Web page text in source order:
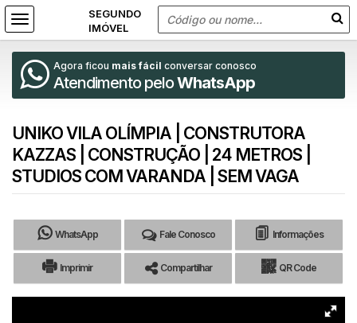
Agora ficou mais fácil conversar conosco
Atendimento peloWhatsApp
UNIKO VILA OLÍMPIA | CONSTRUTORA
KAZZAS | CONSTRUÇÃO | 24 METROS |
STUDIOS COM VARANDA | SEM VAGA
WhatsApp Fale Conosco Informações
Imprimir Compartilhar QR Code